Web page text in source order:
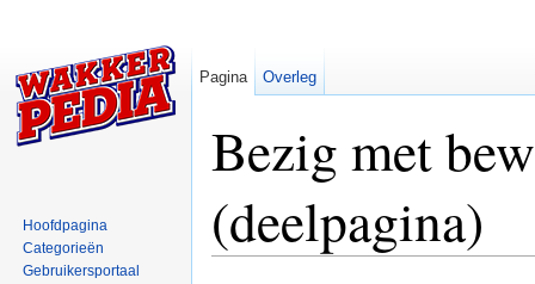
Bezig met
(deelpagina)
Pagina Overleg
Hoofdpagina
Categorieën
Gebruikersportaal